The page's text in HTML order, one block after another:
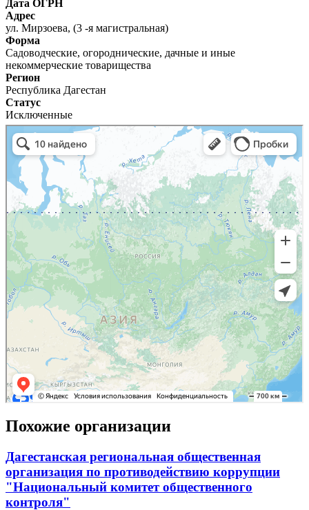
Дата ОГРН
Адрес
ул. Мирзоева, (3 -я магистральная)
Форма
Садоводческие, огороднические, дачные и иные
некоммерческие товарищества
Регион
Республика Дагестан
Статус
Исключенные
Похожие организации
Дагестанская региональная общественная
организация по противодействию коррупции
"Национальный комитет общественного
контроля"